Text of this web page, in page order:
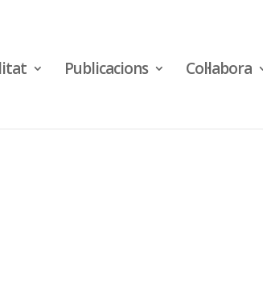
Publicacions Col·labora